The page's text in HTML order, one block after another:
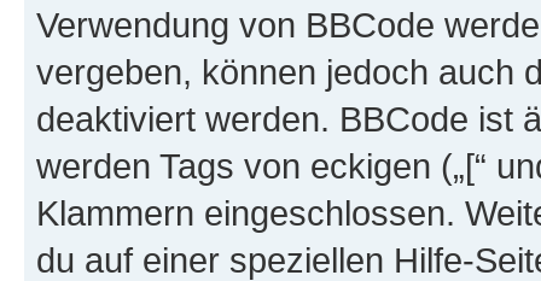
Verwendung von BBCode
vergeben, können jedoch auch
deaktiviert werden. BBCode ist
werden Tags von eckigen („[“
Klammern eingeschlossen.
du auf einer speziellen Hilfe-